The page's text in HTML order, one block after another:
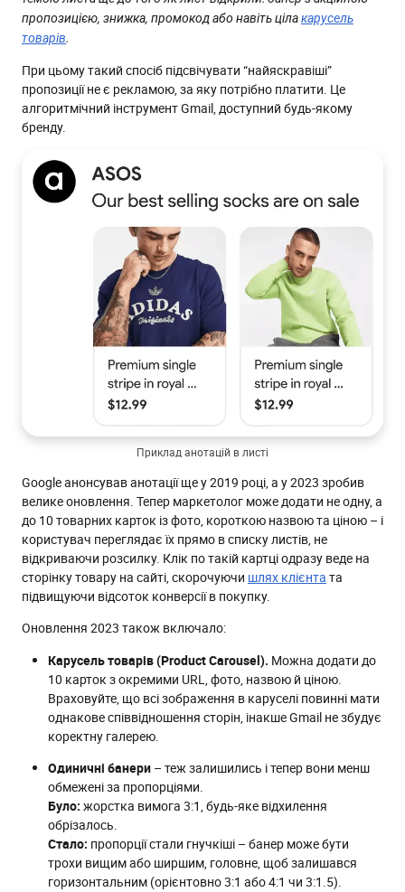
пропозицією, знижка, промокод або навіть цілакарусель
товарів.
При цьому такий спосіб підсвічувати “найяскравіші”
пропозиції не є рекламою, за яку потрібно платити. Це
алгоритмічний інструмент Gmail, доступний будь-якому
бренду.
Приклад анотацій в листі
Google анонсував анотації ще у 2019 році, а у 2023 зробив
велике оновлення. Тепер маркетолог може додати не одну, а
до 10 товарних карток із фото, короткою назвою та ціною – і
користувач переглядає їх прямо в списку листів, не
відкриваючи розсилку. Клік по такій картці одразу веде на
сторінку товару на сайті, скорочуючи шлях клієнта та
підвищуючи відсоток конверсії в покупку.
Оновлення 2023 також включало:
Карусель товарів (Product Carousel). Можна додати до
10 карток з окремими URL, фото, назвою й ціною.
Враховуйте, що всі зображення в каруселі повинні мати
однакове співвідношення сторін, інакше Gmail не збудує
коректну галерею.
Одиничні банери – теж залишились і тепер вони менш
обмежені за пропорціями.
Було: жорстка вимога 3:1, будь-яке відхилення
обрізалось.
Стало: пропорції стали гнучкіші – банер може бути
трохи вищим або ширшим, головне, щоб залишався
горизонтальним (орієнтовно 3:1 або 4:1 чи 3:1.5).